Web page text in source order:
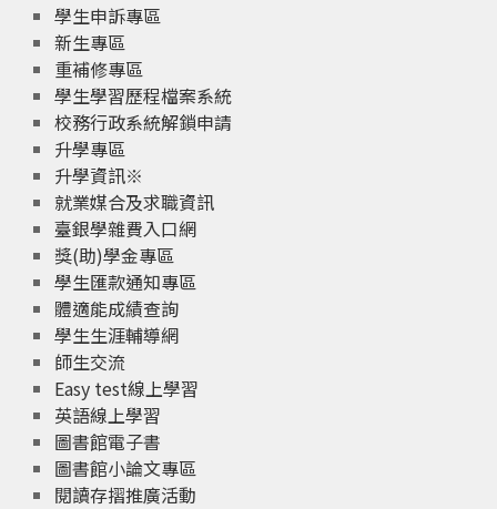
學生申訴專區
新生專區
重補修專區
學生學習歷程檔案系統
校務行政系統解鎖申請
升學專區
升學資訊※
就業媒合及求職資訊
臺銀學雜費入口網
獎(助)學金專區
學生匯款通知專區
體適能成績查詢
學生生涯輔導網
師生交流
Easy test線上學習
英語線上學習
圖書館電子書
圖書館小論文專區
閱讀存摺推廣活動